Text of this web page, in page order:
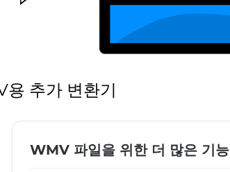
추가 변환기
WMV 파일을 위한 더 많은 기능